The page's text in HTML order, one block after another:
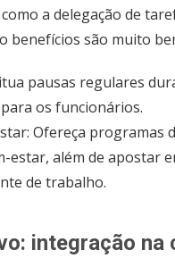
a delegação de
benefícios são muito
pausas regulares
os funcionários.
Ofereça programas
estar, além de apostar
de trabalho.
integração na